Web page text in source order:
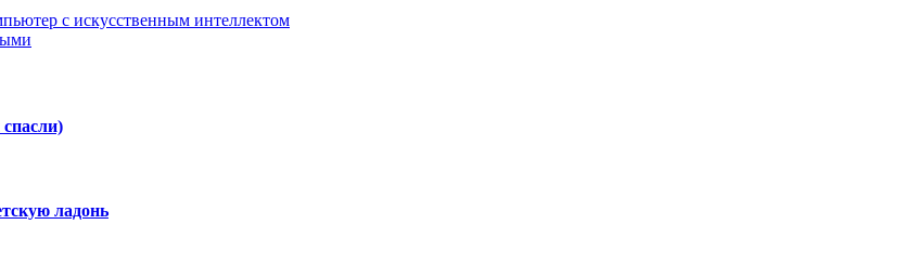
с искусственным интеллектом
ладонь